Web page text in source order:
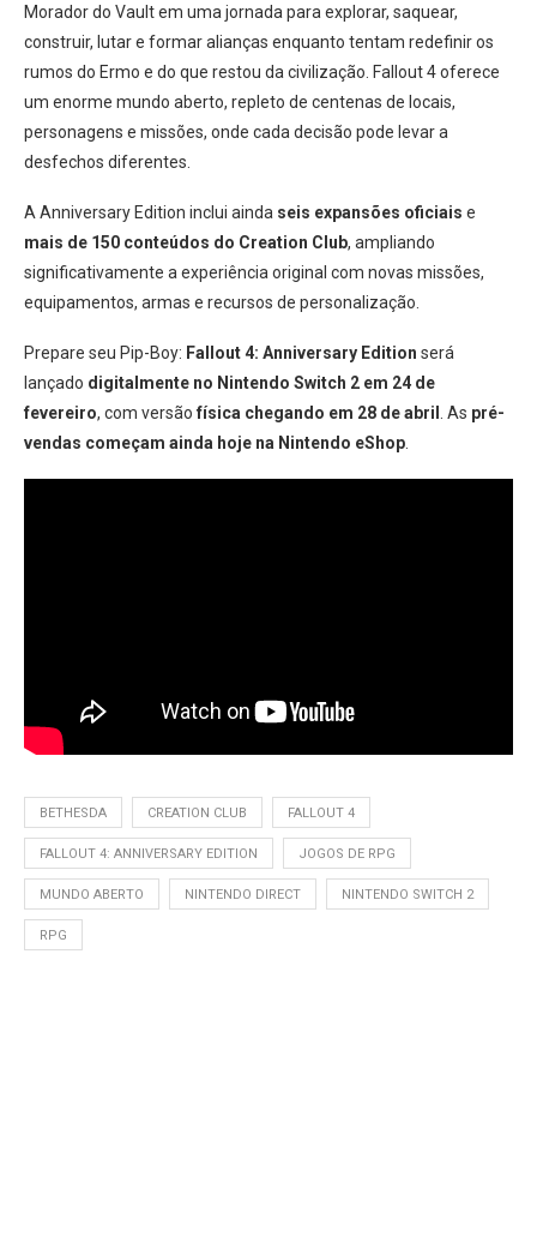
Morador do Vault em uma jornada para explorar, saquear,
construir, lutar e formar alianças enquanto tentam redefinir os
rumos do Ermo e do que restou da civilização. Fallout 4 oferece
um enorme mundo aberto, repleto de centenas de locais,
personagens e missões, onde cada decisão pode levar a
desfechos diferentes.
A Anniversary Edition inclui ainda seis expansões oficiais e
mais de 150 conteúdos do Creation Club, ampliando
significativamente a experiência original com novas missões,
equipamentos, armas e recursos de personalização.
Prepare seu Pip-Boy: Fallout 4: Anniversary Edition será
lançado digitalmente no Nintendo Switch 2 em 24 de
fevereiro, com versão física chegando em 28 de abril . As pré-
vendas começam ainda hoje na Nintendo eShop
BETHESDA CREATION CLUB FALLOUT 4
FALLOUT 4: ANNIVERSARY EDITION JOGOS DE RPG
MUNDO ABERTO NINTENDO DIRECT NINTENDO SWITCH 2
RPG